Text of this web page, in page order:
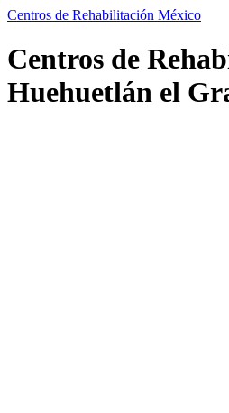
Centros de Rehabilitación México
Centros de
Huehuetlán el